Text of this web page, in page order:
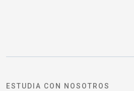
ESTUDIA CON NOSOTROS